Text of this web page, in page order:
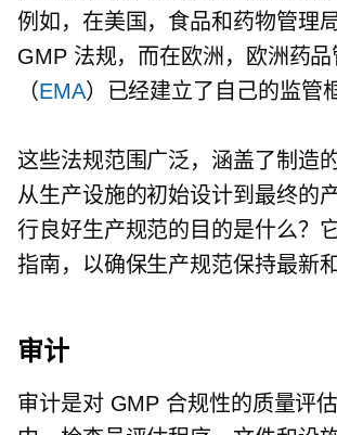
例如，在美国，食品和药物管理
GMP 法规，而在欧洲，欧洲药品
（EMA）已经建立了自己的监管
这些法规范围广泛，涵盖了制造
从生产设施的初始设计到最终的
行良好生产规范的目的是什么？
指南，以确保生产规范保持最新和
审计
审计是对 GMP 合规性的质量评